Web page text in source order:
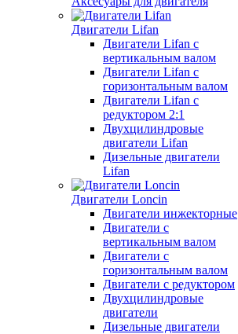
Двигатели Lifan
Двигатели Lifan с
вертикальным валом
Двигатели Lifan с
горизонтальным валом
Двигатели Lifan с
редуктором 2:1
Двухцилиндровые
двигатели Lifan
Дизельные двигатели
Lifan
Двигатели Loncin
Двигатели инжекторные
Двигатели с
вертикальным валом
Двигатели с
горизонтальным валом
Двигатели с редуктором
Двухцилиндровые
двигатели
Дизельные двигатели